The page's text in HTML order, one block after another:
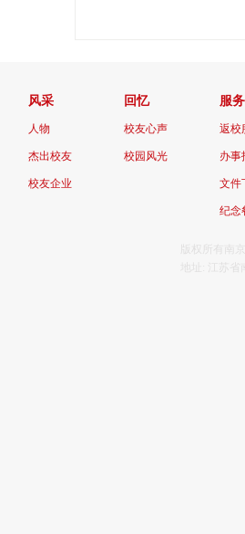
风采
人物
杰出校友
校友企业
回忆
校友心声
校园风光
服务
返校
办事
文件
纪念
版权所有南